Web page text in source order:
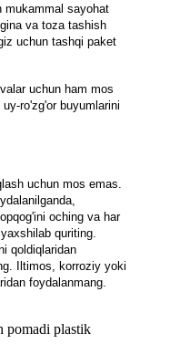
mukammal sayohat
va toza tashish
uchun tashqi paket
uchun ham mos
ro'zg'or buyumlarini
uchun mos emas.
oching va har
quriting.
qoldiqlaridan
Iltimos, korroziy yoki
foydalanmang.